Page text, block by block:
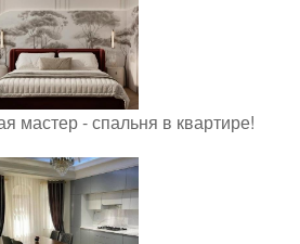
мастер - спальня в квартире!